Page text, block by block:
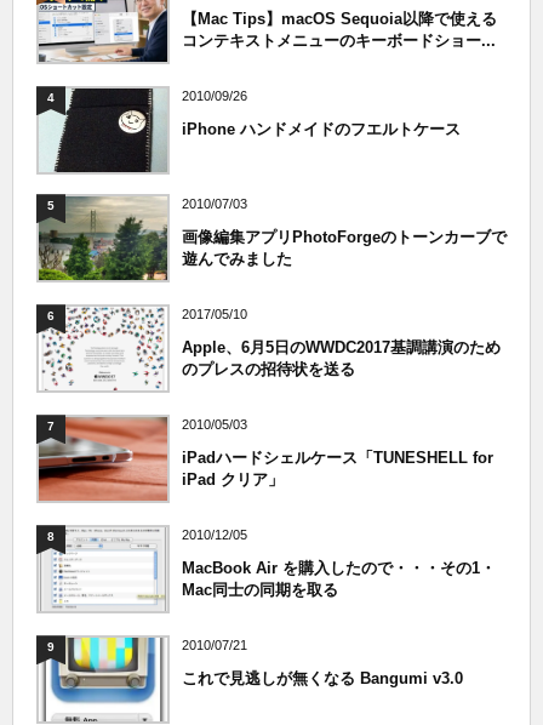
【Mac Tips】macOS Sequoia以降で使える
コンテキストメニューのキーボードショー...
4 2010/09/26
iPhone ハンドメイドのフエルトケース
5 2010/07/03
画像編集アプリPhotoForgeのトーンカーブで
遊んでみました
6 2017/05/10
Apple、6月5日のWWDC2017基調講演のため
のプレスの招待状を送る
7 2010/05/03
iPadハードシェルケース「TUNESHELL for
iPad クリア」
8 2010/12/05
MacBook Air を購入したので・・・その1・
Mac同士の同期を取る
9 2010/07/21
これで見逃しが無くなる Bangumi v3.0